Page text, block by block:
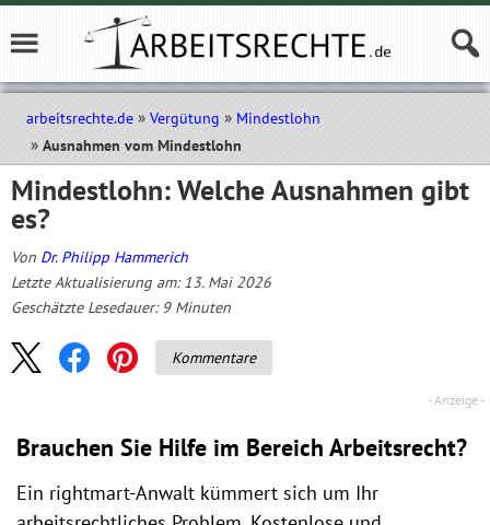
arbeitsrechte.de Vergütung
Mindestlohn
Ausnahmen vom Mindestlohn
Mindestlohn: Welche Ausnahmen gibt
es?
Von Dr. Philipp Hammerich
Letzte Aktualisierung am: 13. Mai 2026
Geschätzte Lesedauer: 9 Minuten
Kommentare
Brauchen Sie Hilfe im Bereich Arbeitsrecht?
Ein rightmart-Anwalt kümmert sich um Ihr